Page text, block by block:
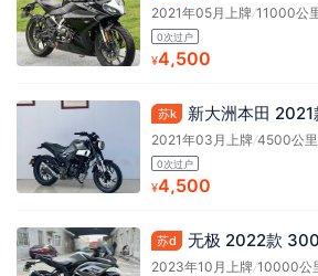
2021年05月上牌/11000公
0次过户
¥4,500
苏k 新大洲本田
2021年03月上牌/4500公里
0次过户
¥4,500
苏d 无极 2022款
2023年10月上牌/10000公